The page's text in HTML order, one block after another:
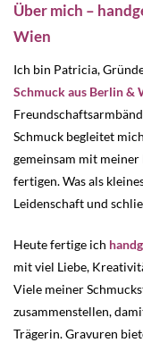
Über mich –
Wien
Ich bin Patricia,
Schmuck aus Berlin &
Schmuck begleitet
gemeinsam mit
fertigen. Was als
Leidenschaft und
Heute fertige ich
mit viel Liebe,
Viele meiner
zusammenstellen,
Trägerin. Gravuren